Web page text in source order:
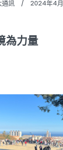
通訊 /
2024年4月
為力量